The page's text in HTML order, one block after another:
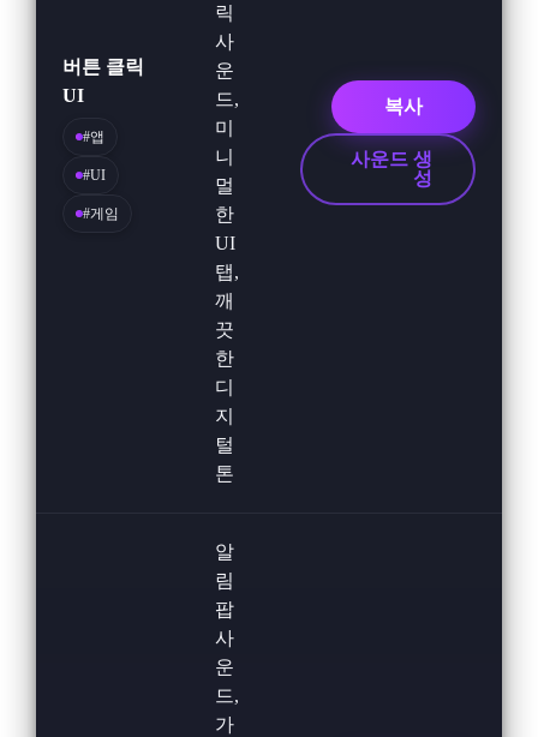
버튼 클릭
UI
#앱
#UI
#게임
릭
사
운
드,
미
니
멀
한
UI
탭,
깨
끗
한
디
지
털
톤
복사
사운드 생
성
알
림
팝
사
운
드,
가